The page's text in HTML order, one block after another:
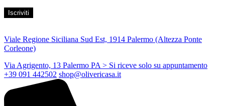
Viale Regione Siciliana Sud Est, 1914 Palermo (Altezza Ponte
Corleone)
Via Agrigento, 13 Palermo PA > Si riceve solo su appuntamento
+39 091 442502 shop@olivericasa.it